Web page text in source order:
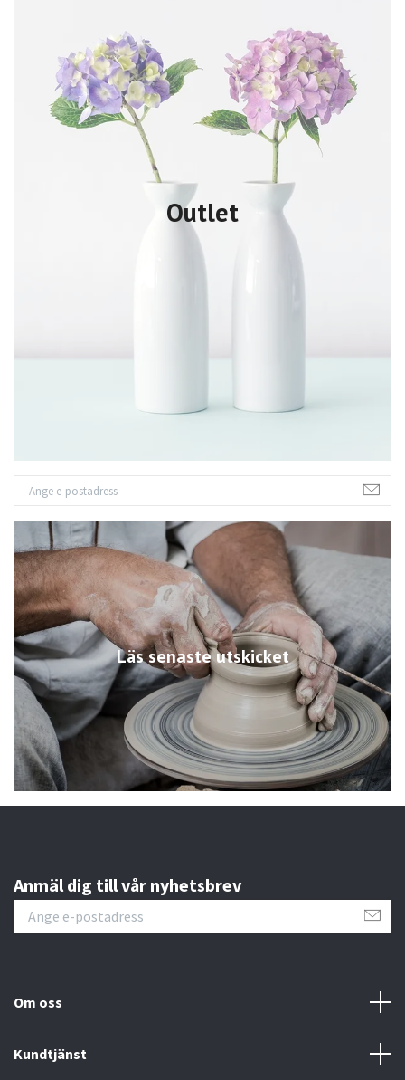
Outlet
Läs senaste utskicket
Anmäl dig till vår nyhetsbrev
Om oss
Kundtjänst